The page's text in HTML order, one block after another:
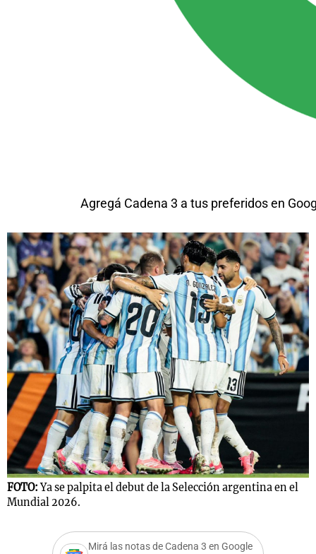
Agregá Cadena 3 a tus preferidos en
FOTO:Ya se palpita el debut de la Selección argentina en el
Mundial 2026.
Mirá las notas de Cadena 3 en Google